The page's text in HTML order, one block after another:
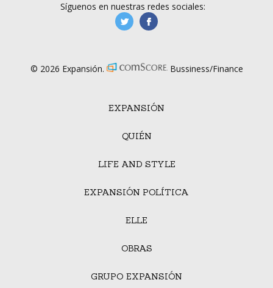
EXPANSIÓN
QUIÉN
LIFE AND STYLE
EXPANSIÓN POLÍTICA
ELLE
OBRAS
GRUPO EXPANSIÓN
Síguenos en nuestras redes sociales:
manufacturaGE
© 2026 Expansión. Bussiness/Finance